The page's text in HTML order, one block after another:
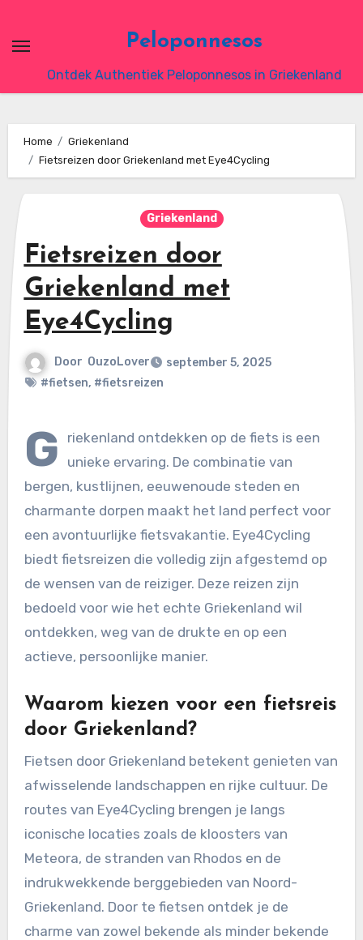
de
Peloponnesos
Ontdek Authentiek Peloponnesos in Griekenland
Home
Griekenland
Fietsreizen door Griekenland met Eye4Cycling
Griekenland
Fietsreizen door
Griekenland met
Eye4Cycling
Door OuzoLover
september 5, 2025
#fietsen, #fietsreizen
G
riekenland ontdekken op de fiets is een
unieke ervaring. De combinatie van
bergen, kustlijnen, eeuwenoude steden en
charmante dorpen maakt het land perfect voor
een avontuurlijke fietsvakantie. Eye4Cycling
biedt fietsreizen die volledig zijn afgestemd op
de wensen van de reiziger. Deze reizen zijn
bedoeld voor wie het echte Griekenland wil
ontdekken, weg van de drukte en op een
actieve, persoonlijke manier.
Waarom kiezen voor een fietsreis
door Griekenland?
Fietsen door Griekenland betekent genieten van
afwisselende landschappen en rijke cultuur. De
routes van Eye4Cycling brengen je langs
iconische locaties zoals de kloosters van
Meteora, de stranden van Rhodos en de
indrukwekkende berggebieden van Noord-
Griekenland. Door te fietsen ontdek je de
charme van zowel bekende als minder bekende